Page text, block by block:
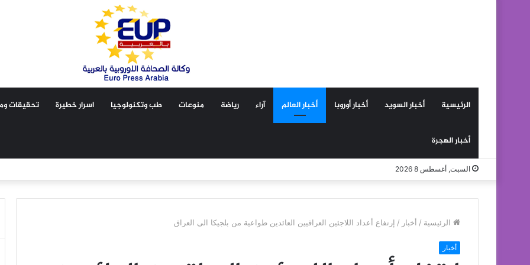
الرئيسية أخبار السويد أخبار أوروبا أخبار العالم آراء رياضة منوعات طب وتكنولوجيا اسرار خطيرة تحقيقات
أخبار الهجرة
السبت, أغسطس 8 2026
الرئيسية / أخبار / إرتفاع أعداد اللاجئين العراقيين العائدين طواعية من بلجيكا الى العراق
أخبار